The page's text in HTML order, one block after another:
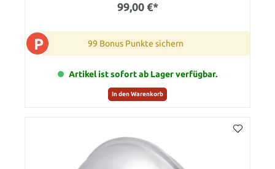
99,00 €*
P 99 Bonus Punkte sichern
Artikel ist sofort ab Lager verfügbar.
In den Warenkorb